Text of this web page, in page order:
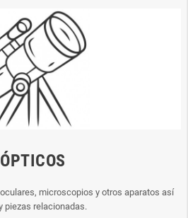
microscopios y otros aparatos así
piezas relacionadas.